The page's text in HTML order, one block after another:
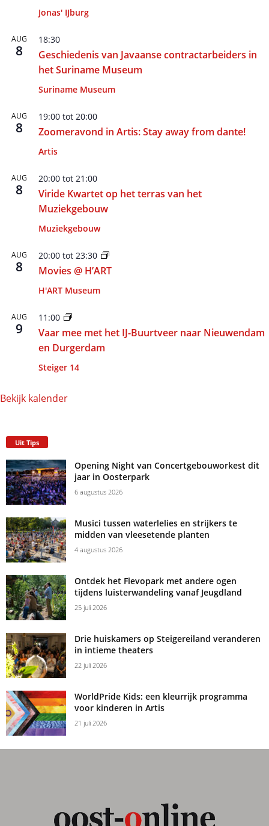
Jonas' IJburg
AUG
8
18:30
Geschiedenis van Javaanse contractarbeiders in
het Suriname Museum
Suriname Museum
AUG
8
19:00 tot 20:00
Zoomeravond in Artis: Stay away from dante!
Artis
AUG
8
20:00 tot 21:00
Viride Kwartet op het terras van het
Muziekgebouw
Muziekgebouw
AUG
8
20:00 tot 23:30
Movies @ H’ART
H'ART Museum
AUG
9
11:00
Vaar mee met het IJ-Buurtveer naar Nieuwendam
en Durgerdam
Steiger 14
Bekijk kalender
Uit Tips
Opening Night van Concertgebouworkest dit
jaar in Oosterpark
6 augustus 2026
Musici tussen waterlelies en strijkers te
midden van vleesetende planten
4 augustus 2026
Ontdek het Flevopark met andere ogen
tijdens luisterwandeling vanaf Jeugdland
25 juli 2026
Drie huiskamers op Steigereiland veranderen
in intieme theaters
22 juli 2026
WorldPride Kids: een kleurrijk programma
voor kinderen in Artis
21 juli 2026